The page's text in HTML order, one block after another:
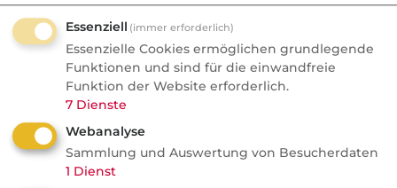
Besteuerung begünstigte
Französische Revolution
Politik
dvb
Essenziell (immer erforderlich)
Essenzielle Cookies ermöglichen grundlegende
Funktionen und sind für die einwandfreie
Funktion der Website erforderlich.
7 Dienste
Webanalyse
Sammlung und Auswertung von Besucherdaten
1 Dienst